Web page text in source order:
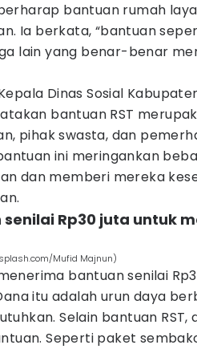
bantuan rumah
Ia berkata, “bantuan
lain yang benar-benar
Dinas Sosial
bantuan RST
pihak swasta, dan
ini meringankan
dan memberi mereka
senilai Rp30 juta untuk
Mufid Majnun)
bantuan senilai
itu adalah urun daya
Selain bantuan RST,
Seperti paket